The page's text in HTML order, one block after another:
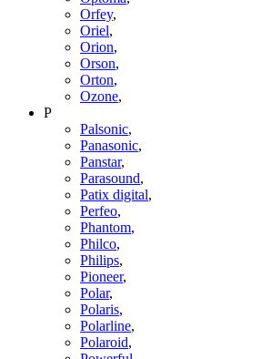
Orfey,
Oriel,
Orion,
Orson,
Orton,
Ozone,
P
Palsonic,
Panasonic,
Panstar,
Parasound,
Patix digital,
Perfeo,
Phantom,
Philco,
Philips,
Pioneer,
Polar,
Polaris,
Polarline,
Polaroid,